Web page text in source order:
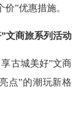
”优惠措施。
文商旅系列活动
古城美好”文商
点”的潮玩新格